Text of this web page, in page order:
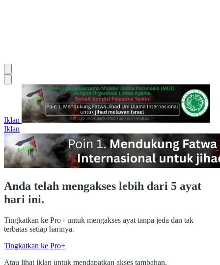
Iklan
Iklan
Anda telah mengakses lebih dari 5 ayat
hari ini.
Tingkatkan ke Pro+ untuk mengakses ayat tanpa jeda dan tak
terbatas setiap harinya.
Tingkatkan ke Pro+
Atau lihat iklan untuk mendapatkan akses tambahan.